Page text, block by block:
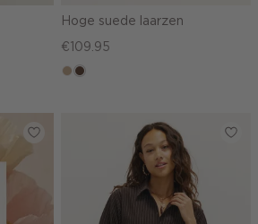
Hoge suede laarzen
€109.95
zanddonkerbruin